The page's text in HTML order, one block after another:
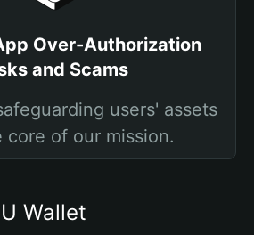
Over-Authorization
and Scams
users' assets
core of our mission.
Wallet